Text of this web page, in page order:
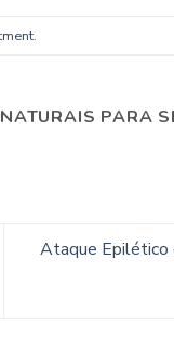
.
PARA
Ataque Epilético